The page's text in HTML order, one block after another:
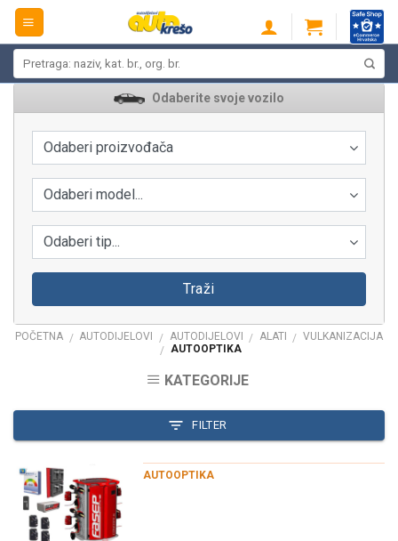
Skip
content
Odaberite svoje vozilo
Odaberi proizvođača
Odaberi model...
Odaberi tip...
Traži
POČETNA / AUTODIJELOVI / AUTODIJELOVI / ALATI / VULKANIZACIJA
/ AUTOOPTIKA
KATEGORIJE
FILTER
AUTOOPTIKA